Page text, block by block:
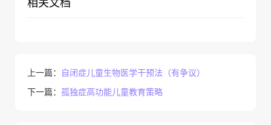
相关文档
上一篇：
自闭症儿童生物医学干预法（有争议）
下一篇： 孤独症高功能儿童教育策略